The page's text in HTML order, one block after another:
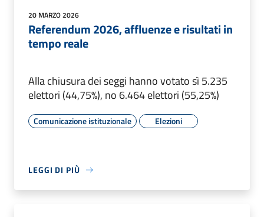
20 MARZO 2026
Referendum 2026, affluenze e risultati in
tempo reale
Alla chiusura dei seggi hanno votato sì 5.235
elettori (44,75%), no 6.464 elettori (55,25%)
Comunicazione istituzionale Elezioni
LEGGI DI PIÙ